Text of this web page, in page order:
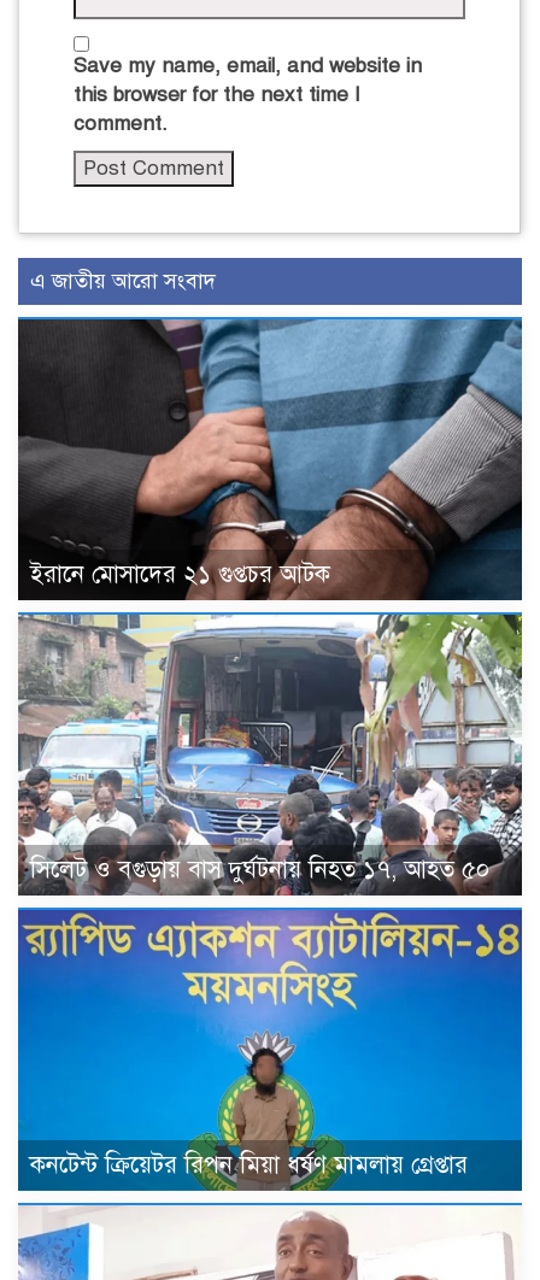
Save my name, email, and website in
this browser for the next time I
comment.
এ জাতীয় আরো সংবাদ
ইরানে মোসাদের ২১ গুপ্তচর আটক
সিলেট ও বগুড়ায় বাস দুর্ঘটনায় নিহত ১৭, আহত ৫০
কনটেন্ট ক্রিয়েটর রিপন মিয়া ধর্ষণ মামলায় গ্রেপ্তার